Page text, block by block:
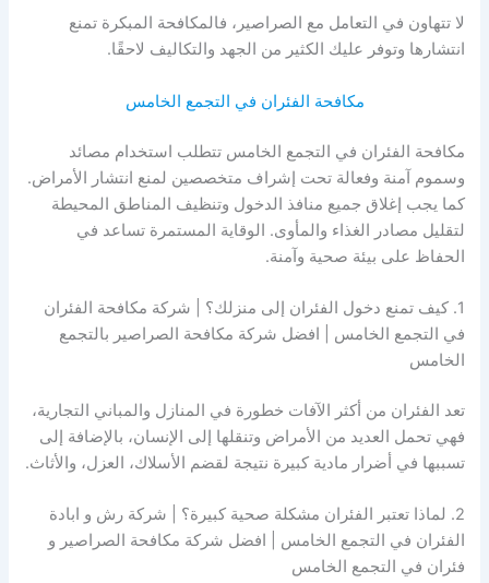
لا تتهاون في التعامل مع الصراصير، فالمكافحة المبكرة تمنع
انتشارها وتوفر عليك الكثير من الجهد والتكاليف لاحقًا.
مكافحة الفئران في التجمع الخامس
مكافحة الفئران في التجمع الخامس تتطلب استخدام مصائد
وسموم آمنة وفعالة تحت إشراف متخصصين لمنع انتشار الأمراض.
كما يجب إغلاق جميع منافذ الدخول وتنظيف المناطق المحيطة
لتقليل مصادر الغذاء والمأوى. الوقاية المستمرة تساعد في
الحفاظ على بيئة صحية وآمنة.
1. كيف تمنع دخول الفئران إلى منزلك؟ | شركة مكافحة الفئران
في التجمع الخامس | افضل شركة مكافحة الصراصير بالتجمع
الخامس
تعد الفئران من أكثر الآفات خطورة في المنازل والمباني التجارية،
فهي تحمل العديد من الأمراض وتنقلها إلى الإنسان، بالإضافة إلى
تسببها في أضرار مادية كبيرة نتيجة لقضم الأسلاك، العزل، والأثاث.
2. لماذا تعتبر الفئران مشكلة صحية كبيرة؟ | شركة رش و ابادة
الفئران في التجمع الخامس | افضل شركة مكافحة الصراصير و
فئران في التجمع الخامس